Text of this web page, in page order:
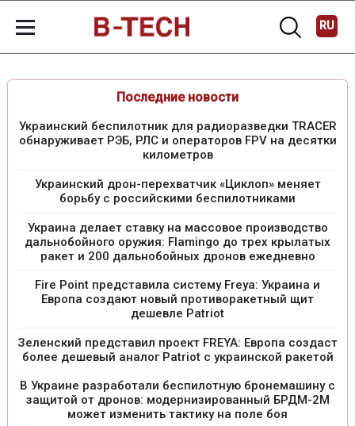
RU
Последние новости
Украинский беспилотник для радиоразведки TRACER
обнаруживает РЭБ, РЛС и операторов FPV на десятки
километров
Украинский дрон-перехватчик «Циклоп» меняет
борьбу с российскими беспилотниками
Украина делает ставку на массовое производство
дальнобойного оружия: Flamingo до трех крылатых
ракет и 200 дальнобойных дронов ежедневно
Fire Point представила систему Freya: Украина и
Европа создают новый противоракетный щит
дешевле Patriot
Зеленский представил проект FREYA: Европа создаст
более дешевый аналог Patriot с украинской ракетой
В Украине разработали беспилотную бронемашину с
защитой от дронов: модернизированный БРДМ-2М
может изменить тактику на поле боя